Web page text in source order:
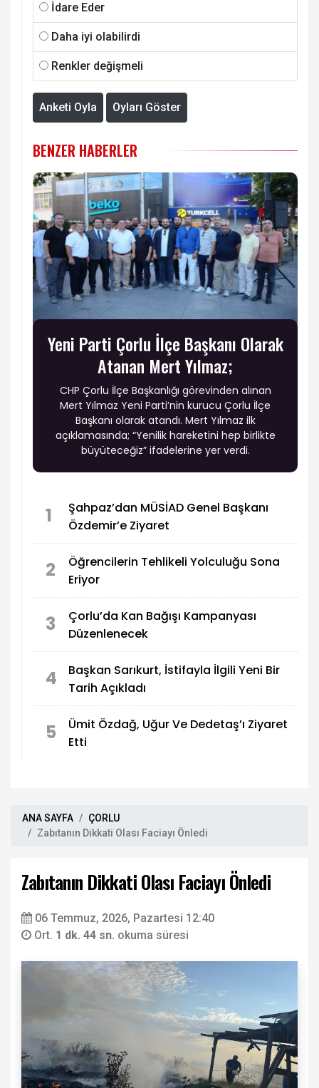
İdare Eder
Daha iyi olabilirdi
Renkler değişmeli
Anketi Oyla Oyları Göster
BENZER HABERLER
Yeni Parti Çorlu İlçe Başkanı Olarak
Atanan Mert Yılmaz;
CHP Çorlu İlçe Başkanlığı görevinden alınan
Mert Yılmaz Yeni Parti’nin kurucu Çorlu İlçe
Başkanı olarak atandı. Mert Yılmaz ilk
açıklamasında; “Yenilik hareketini hep birlikte
büyüteceğiz” ifadelerine yer verdi.
1
Şahpaz’dan MÜSİAD Genel Başkanı
Özdemir’e Ziyaret
2
Öğrencilerin Tehlikeli Yolculuğu Sona
Eriyor
3
Çorlu’da Kan Bağışı Kampanyası
Düzenlenecek
4
Başkan Sarıkurt, İstifayla İlgili Yeni Bir
Tarih Açıkladı
5
Ümit Özdağ, Uğur Ve Dedetaş’ı Ziyaret
Etti
ANA SAYFA
ÇORLU
Zabıtanın Dikkati Olası Faciayı Önledi
Zabıtanın Dikkati Olası Faciayı Önledi
06 Temmuz, 2026, Pazartesi 12:40
Ort. 1 dk. 44 sn. okuma süresi